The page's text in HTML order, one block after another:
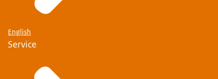
We bewaken de rechtstaat en beschermen de
Wij worden continu ingezet, in Nederland en
U vindt ons op luchthavens, waar wij het
English
Service